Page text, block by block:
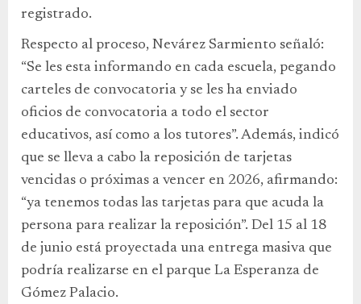
registrado.
Respecto al proceso, Nevárez Sarmiento señaló:
“Se les esta informando en cada escuela, pegando
carteles de convocatoria y se les ha enviado
oficios de convocatoria a todo el sector
educativos, así como a los tutores”. Además, indicó
que se lleva a cabo la reposición de tarjetas
vencidas o próximas a vencer en 2026, afirmando:
“ya tenemos todas las tarjetas para que acuda la
persona para realizar la reposición”. Del 15 al 18
de junio está proyectada una entrega masiva que
podría realizarse en el parque La Esperanza de
Gómez Palacio.